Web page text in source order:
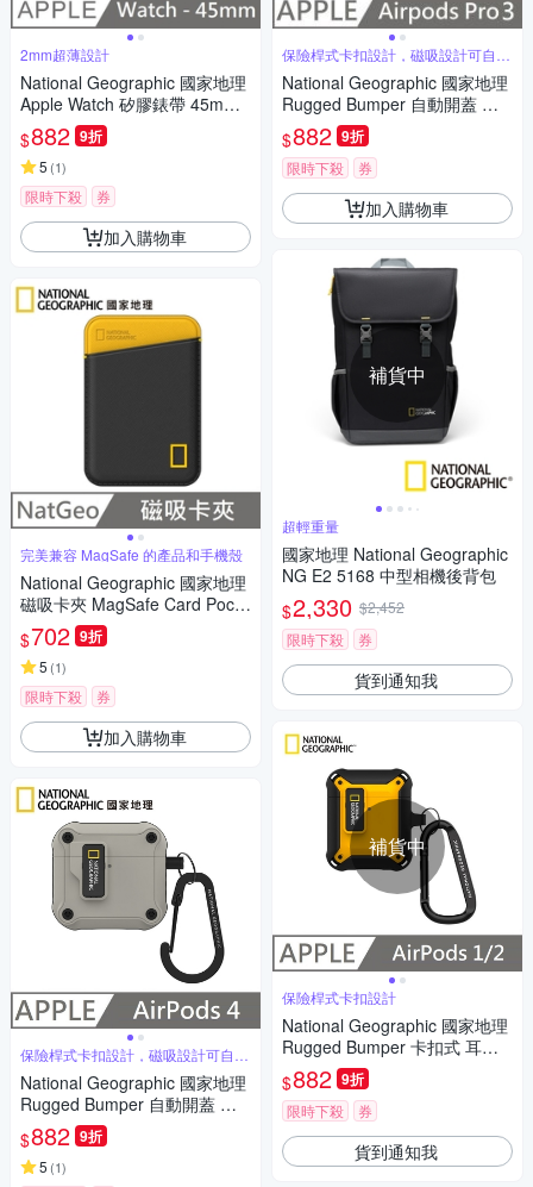
2mm超薄設計
National Geographic 國家地理
Apple Watch 矽膠錶帶 45mm -
灰色
$882 9折
5 (1)
限時下殺 券
加入購物車
完美兼容 MagSafe 的產品和手機殼
National Geographic 國家地理
磁吸卡夾 MagSafe Card Pock
et - 黑黃
$702 9折
5 (1)
限時下殺 券
加入購物車
保險桿式卡扣設計，磁吸設計可自動
開蓋
National Geographic 國家地理
Rugged Bumper 自動開蓋 耳
機保護殼 適用 AirPods 4 - 石米
色
$882 9折
5 (1)
保險桿式卡扣設計，磁吸設計可自動
開蓋
National Geographic 國家地理
Rugged Bumper 自動開蓋 耳
機保護殼 適用 AirPods Pro 3 -
卡其色
$882 9折
限時下殺 券
加入購物車
補貨中
超輕重量
國家地理 National Geographic
NG E2 5168 中型相機後背包
$2,330 $2,452
限時下殺
券
貨到通知我
補貨中
保險桿式卡扣設計
National Geographic 國家地理
Rugged Bumper 卡扣式 耳機
保護殼 適用 AirPods 1/2 - 黃色
$882 9折
限時下殺 券
貨到通知我